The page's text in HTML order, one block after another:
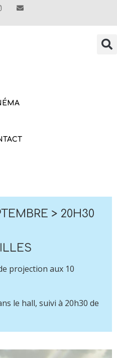
> 20H30
projection aux 10
le hall, suivi à 20h30 de